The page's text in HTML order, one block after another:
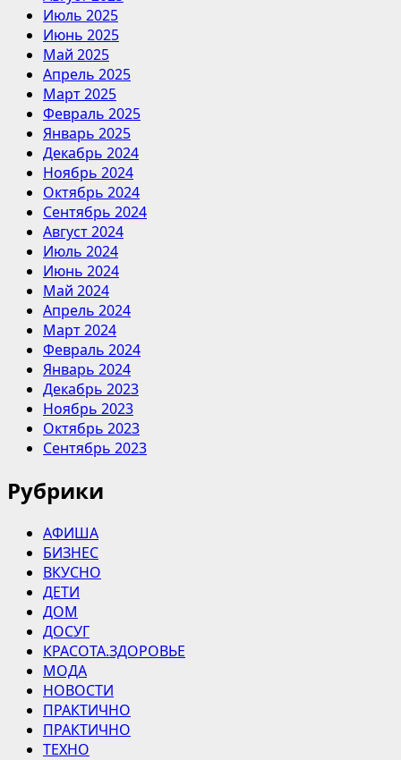
Июль 2025
Июнь 2025
Май 2025
Апрель 2025
Март 2025
Февраль 2025
Январь 2025
Декабрь 2024
Ноябрь 2024
Октябрь 2024
Сентябрь 2024
Август 2024
Июль 2024
Июнь 2024
Май 2024
Апрель 2024
Март 2024
Февраль 2024
Январь 2024
Декабрь 2023
Ноябрь 2023
Октябрь 2023
Сентябрь 2023
Рубрики
АФИША
БИЗНЕС
ВКУСНО
ДЕТИ
ДОМ
ДОСУГ
КРАСОТА.ЗДОРОВЬЕ
МОДА
НОВОСТИ
ПРАКТИЧНО
ПРАКТИЧНО
ТЕХНО